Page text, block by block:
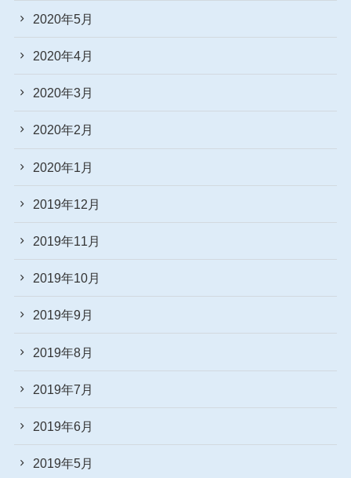
2020年5月
2020年4月
2020年3月
2020年2月
2020年1月
2019年12月
2019年11月
2019年10月
2019年9月
2019年8月
2019年7月
2019年6月
2019年5月